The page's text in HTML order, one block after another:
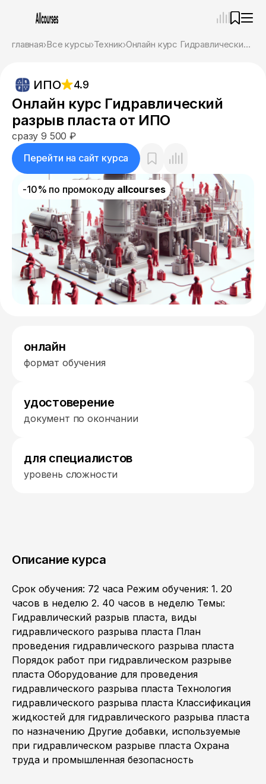
главная Все курсы Техник Онлайн курс Гидравлический разрыв пласта от ИПО
ИПО 4.9
Онлайн курс Гидравлический
разрыв пласта от ИПО
сразу 9 500 ₽
Перейти на сайт курса
-10% по промокоду allcourses
онлайн
формат обучения
удостоверение
документ по окончании
для специалистов
уровень сложности
Описание курса
Срок обучения: 72 часа Режим обучения: 1. 20
часов в неделю 2. 40 часов в неделю Темы:
Гидравлический разрыв пласта, виды
гидравлического разрыва пласта План
проведения гидравлического разрыва пласта
Порядок работ при гидравлическом разрыве
пласта Оборудование для проведения
гидравлического разрыва пласта Технология
гидравлического разрыва пласта Классификация
жидкостей для гидравлического разрыва пласта
по назначению Другие добавки, используемые
при гидравлическом разрыве пласта Охрана
труда и промышленная безопасность
Привет! Я Ваш карьерный навигатор. Подберу
курсы, которые соответствует именно вашим
целям.
Пожалуйста, ответьте на несколько вопросов,
чтобы начать.
Приступим?